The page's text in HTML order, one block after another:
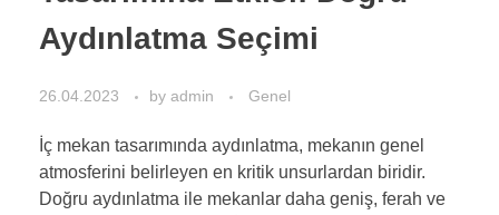
Aydınlatma Seçimi
26.04.2023 by admin Genel
İç mekan tasarımında aydınlatma, mekanın genel
atmosferini belirleyen en kritik unsurlardan biridir.
Doğru aydınlatma ile mekanlar daha geniş, ferah ve